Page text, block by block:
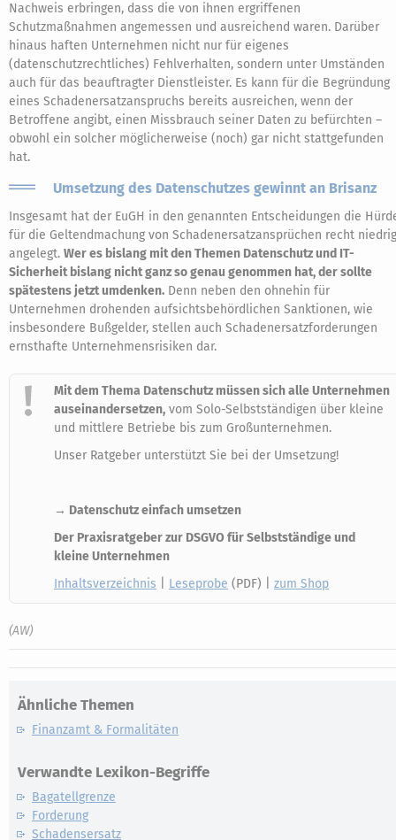
Nachweis erbringen, dass die von ihnen ergriffenen
Schutzmaßnahmen angemessen und ausreichend waren. Darüber
hinaus haften Unternehmen nicht nur für eigenes
(datenschutzrechtliches) Fehlverhalten, sondern unter Umständen
auch für das beauftragter Dienstleister. Es kann für die Begründung
eines Schadenersatzanspruchs bereits ausreichen, wenn der
Betroffene angibt, einen Missbrauch seiner Daten zu befürchten –
obwohl ein solcher möglicherweise (noch) gar nicht stattgefunden
hat.
Umsetzung des Datenschutzes gewinnt an Brisanz
Insgesamt hat der EuGH in den genannten Entscheidungen die
für die Geltendmachung von Schadenersatzansprüchen recht niedrig
angelegt. Wer es bislang mit den Themen Datenschutz und IT-
Sicherheit bislang nicht ganz so genau genommen hat, der sollte
spätestens jetzt umdenken. Denn neben den ohnehin für
Unternehmen drohenden aufsichtsbehördlichen Sanktionen, wie
insbesondere Bußgelder, stellen auch Schadenersatzforderungen
ernsthafte Unternehmensrisiken dar.
Mit dem Thema Datenschutz müssen sich alle Unternehmen
auseinandersetzen, vom Solo-Selbstständigen über kleine
und mittlere Betriebe bis zum Großunternehmen.
Unser Ratgeber unterstützt Sie bei der Umsetzung!
→ Datenschutz einfach umsetzen
Der Praxisratgeber zur DSGVO für Selbstständige und
kleine Unternehmen
Inhaltsverzeichnis
Leseprobe (PDF) | zum Shop
(AW)
Ähnliche Themen
Finanzamt & Formalitäten
Verwandte Lexikon-Begriffe
Bagatellgrenze
Forderung
Schadensersatz